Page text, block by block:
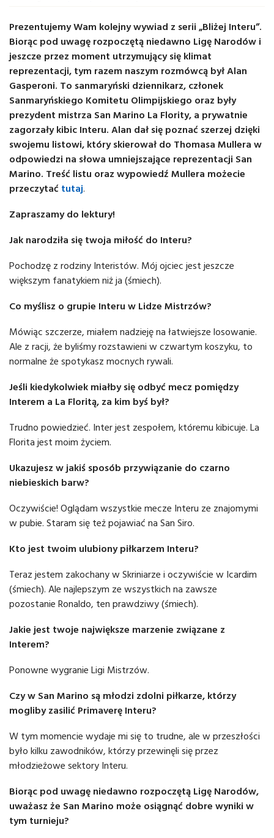
Prezentujemy Wam kolejny wywiad z serii „Bliżej Interu”.
Biorąc pod uwagę rozpoczętą niedawno Ligę Narodów i
jeszcze przez moment utrzymujący się klimat
reprezentacji, tym razem naszym rozmówcą był Alan
Gasperoni. To sanmaryński dziennikarz, członek
Sanmaryńskiego Komitetu Olimpijskiego oraz były
prezydent mistrza San Marino La Flority, a prywatnie
zagorzały kibic Interu. Alan dał się poznać szerzej dzięki
swojemu listowi, który skierował do Thomasa Mullera w
odpowiedzi na słowa umniejszające reprezentacji San
Marino. Treść listu oraz wypowiedź Mullera możecie
przeczytać tutaj.
Zapraszamy do lektury!
Jak narodziła się twoja miłość do Interu?
Pochodzę z rodziny Interistów. Mój ojciec jest jeszcze
większym fanatykiem niż ja (śmiech).
Co myślisz o grupie Interu w Lidze Mistrzów?
Mówiąc szczerze, miałem nadzieję na łatwiejsze losowanie.
Ale z racji, że byliśmy rozstawieni w czwartym koszyku, to
normalne że spotykasz mocnych rywali.
Jeśli kiedykolwiek miałby się odbyć mecz pomiędzy
Interem a La Floritą, za kim byś był?
Trudno powiedzieć. Inter jest zespołem, któremu kibicuje. La
Florita jest moim życiem.
Ukazujesz w jakiś sposób przywiązanie do czarno
niebieskich barw?
Oczywiście! Oglądam wszystkie mecze Interu ze znajomymi
w pubie. Staram się też pojawiać na San Siro.
Kto jest twoim ulubiony piłkarzem Interu?
Teraz jestem zakochany w Skriniarze i oczywiście w Icardim
(śmiech). Ale najlepszym ze wszystkich na zawsze
pozostanie Ronaldo, ten prawdziwy (śmiech).
Jakie jest twoje największe marzenie związane z
Interem?
Ponowne wygranie Ligi Mistrzów.
Czy w San Marino są młodzi zdolni piłkarze, którzy
mogliby zasilić Primaverę Interu?
W tym momencie wydaje mi się to trudne, ale w przeszłości
było kilku zawodników, którzy przewinęli się przez
młodzieżowe sektory Interu.
Biorąc pod uwagę niedawno rozpoczętą Ligę Narodów,
uważasz że San Marino może osiągnąć dobre wyniki w
tym turnieju?